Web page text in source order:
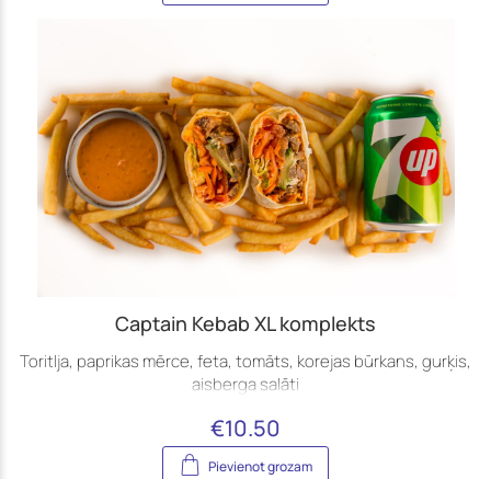
Captain Kebab XL komplekts
Toritlja, paprikas mērce, feta, tomāts, korejas būrkans, gurķis,
aisberga salāti
€10.50
Pievienot grozam